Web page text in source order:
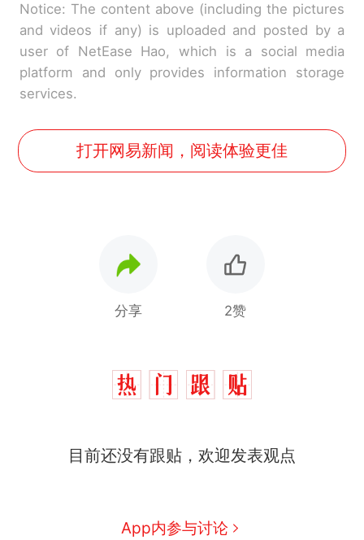
Notice: The content above (including the pictures
and videos if any) is uploaded and posted by a
user of NetEase Hao, which is a social media
platform and only provides information storage
services.
打开网易新闻，阅读体验更佳
分享 2赞
目前还没有跟贴，欢迎发表观点
App内参与讨论
热
十多万人报名的考试，成绩
家，刚改国名，总统就邀请中
视频丨只要一枚命中就能让航